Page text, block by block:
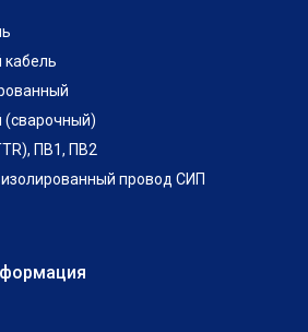
(сварочный)
ПВ1, ПВ2
провод СИП